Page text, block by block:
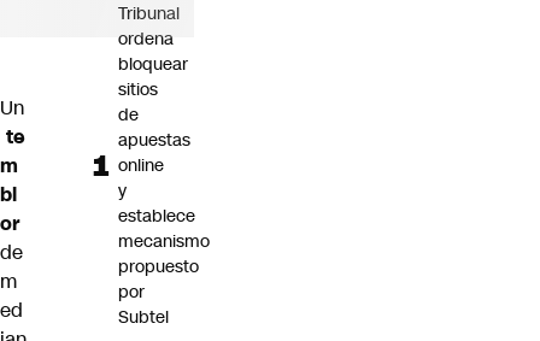
Un
te
m
bl
or
de
m
ed
Tribunal
ordena
bloquear
sitios
de
apuestas
online
y
establece
mecanismo
propuesto
por
Subtel